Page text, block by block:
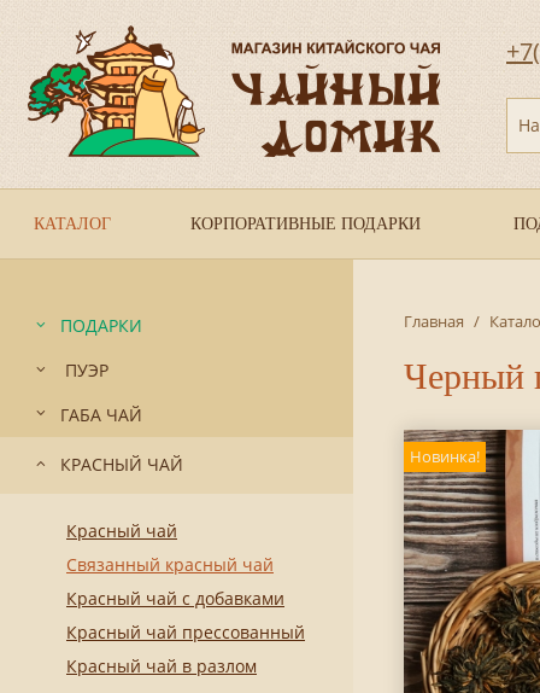
КАТАЛОГ КОРПОРАТИВНЫЕ ПОДАРКИ
ПОДАРКИ
ПУЭР
ГАБА ЧАЙ
КРАСНЫЙ ЧАЙ
Красный чай
Связанный красный чай
Красный чай с добавками
Красный чай прессованный
Красный чай в разлом
Главная /
Черный
Новинка!